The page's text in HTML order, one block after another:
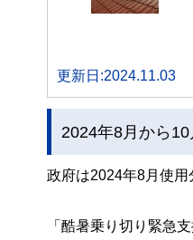
更新日:2024.11.03
2024年8月から
政府は2024年8月使用
「酷暑乗り切り緊急